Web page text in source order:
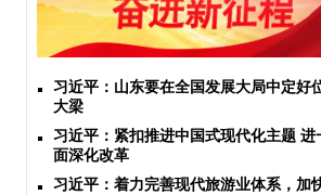
习近平：山东要在全国发展大局中定好
大梁
习近平：紧扣推进中国式现代化主题 进
面深化改革
习近平：着力完善现代旅游业体系，加